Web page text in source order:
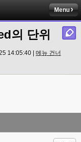
Menu
의 단위
14:05:40 | 메뉴 건너